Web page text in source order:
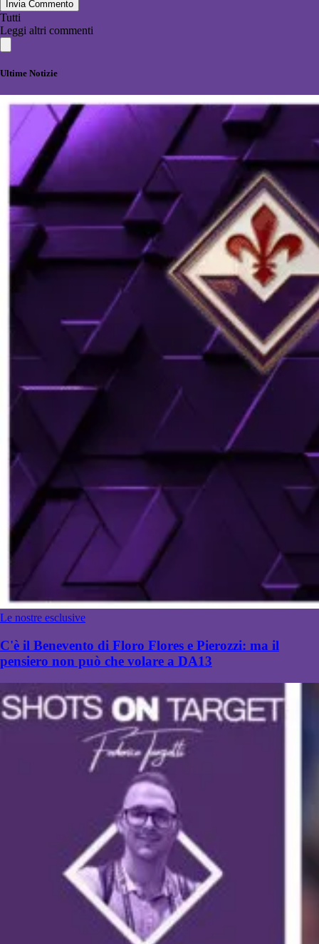
Invia Commento
Tutti
Leggi altri commenti
Ultime Notizie
Le nostre esclusive
C'è il Benevento di Floro Flores e Pierozzi: ma il
pensiero non può che volare a DA13